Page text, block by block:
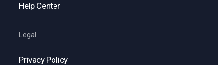
Help Center
Legal
Privacy Policy